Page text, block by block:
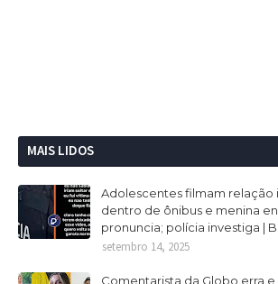
MAIS LIDOS
Adolescentes filmam relação
dentro de ônibus e menina
pronuncia; polícia investiga |
setembro 14, 2025
Comentarista da Globo erra